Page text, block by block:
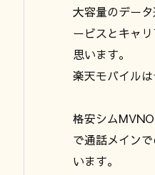
大容量のデー
ービスとキャ
思います。
楽天モバイル
格安シム
で通話メイン
います。